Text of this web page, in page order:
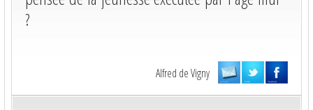
?
Alfred de Vigny